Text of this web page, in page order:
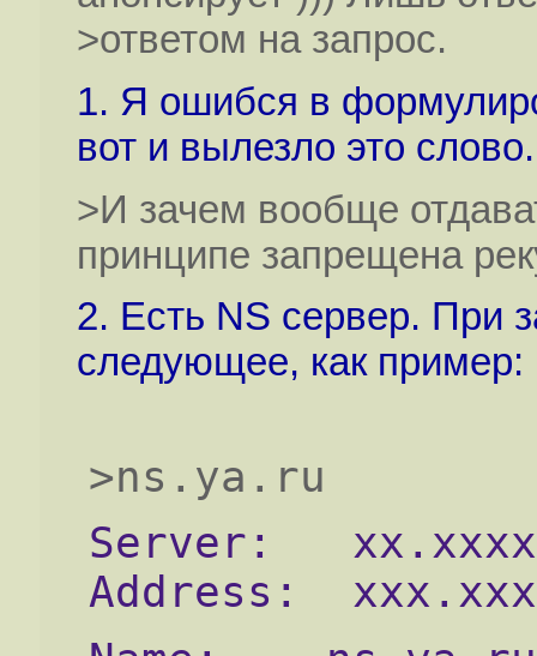
>ответом на запрос.
1. Я ошибся в
вот и вылезло это слово.
>И зачем вообще
принципе запрещена
2. Есть NS сервер. При
следующее, как пример:
>ns.ya.ru
Server:
Address: